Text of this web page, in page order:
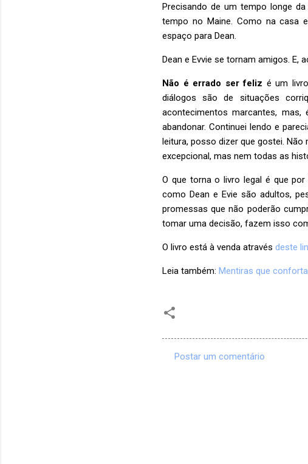
Precisando de um tempo longe
tempo no Maine. Como na casa
espaço para Dean.
Dean e Evvie se tornam amigos. E,
Não é errado ser feliz é um
diálogos são de situações
acontecimentos marcantes,
abandonar. Continuei lendo e
leitura, posso dizer que gostei.
excepcional, mas nem todas as
O que torna o livro legal é que
como Dean e Evie são adultos,
promessas que não poderão
tomar uma decisão, fazem isso
O livro está à venda através deste
Leia também: Mentiras que
Postar um comentário